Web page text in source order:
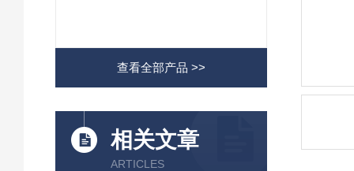
查看全部产品 >>
相关文章
ARTICLES